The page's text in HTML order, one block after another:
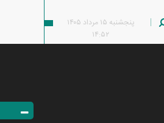
پنجشنبه ۱۵ مرداد ۱۴۰۵
۱۴:۵۲